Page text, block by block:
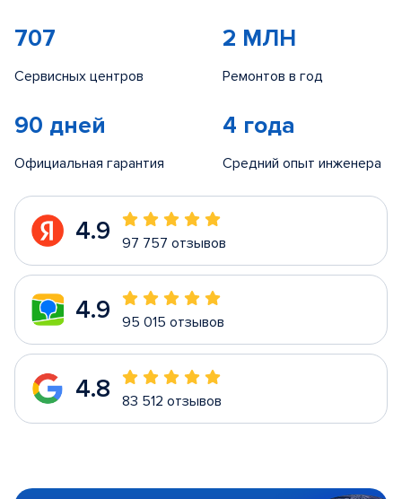
707
Сервисных центров
2 МЛН
Ремонтов в год
90 дней
Официальная гарантия
4 года
Средний опыт инженера
4.9 97 757 отзывов
4.9 95 015 отзывов
4.8 83 512 отзывов